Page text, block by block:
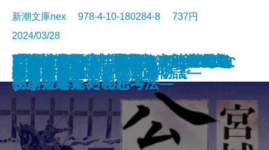
令和元年のテロリズム
ごんぎつね でんでんむしのかな
しみ―新美南吉傑作選―
古くてあたらしい仕事
絆―棋士たち 師弟の物語―
ごんぎつねの夢
小説8050
AI監獄ウイグル
夜の人々
可能性の怪物 文豪とアルケミス
ト短編集
VR浮遊館の謎―探偵AIのリアル・
ディープラーニング―
新潮文庫nex 978-4-10-180284-8 737円
2024/03/28
文庫電子書籍あり
公孫龍 巻一 青龍篇
上野アンダーグラウンド
おカネの教室―僕らがおかしなク
ラブで学んだ秘密―
羅城門に啼く
「科学的」は武器になる―世界を
生き抜くための思考法―
放浪・雪の夜―織田作之助傑作集
―
(霊媒の話より)題未定―安部公房
初期短編集―
空白の意匠―初期ミステリ傑作集
(二)―
わたしの名前を消さないで
幽世の薬剤師6